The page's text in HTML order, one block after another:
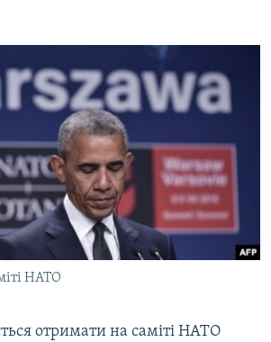
НАТО
отримати на саміті НАТО